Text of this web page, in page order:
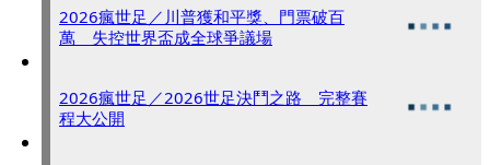
2026瘋世足／川普獲和平獎、門票破百
萬 失控世界盃成全球爭議場
2026瘋世足／2026世足決鬥之路 完整賽
程大公開